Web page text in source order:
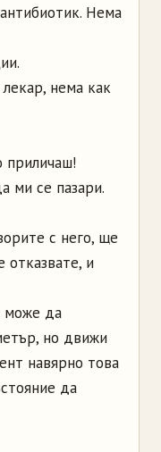
Нема
нема как
приличаш!
ми се пазари.
с него, ще
отказвате, и
може да
но движи
навярно това
да